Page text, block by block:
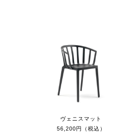
ヴェニスマット
56,200円（税込）